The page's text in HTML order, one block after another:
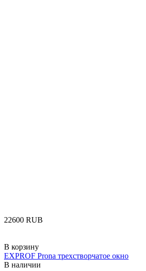
‍22600‍ RUB
В корзину
EXPROF Prona трехстворчатое окно
В наличии